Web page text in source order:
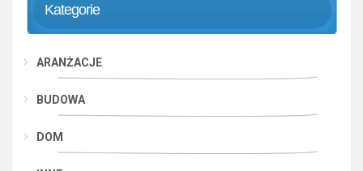
Kategorie
ARANŻACJE
BUDOWA
DOM